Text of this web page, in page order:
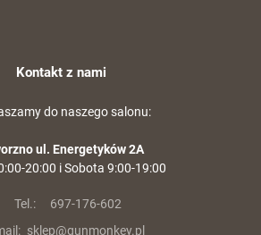
Kontakt z nami
do naszego salonu:
ul. Energetyków 2A
20:00 i Sobota 9:00-19:00
Tel.:
697-176-602
sklep@gunmonkey.pl